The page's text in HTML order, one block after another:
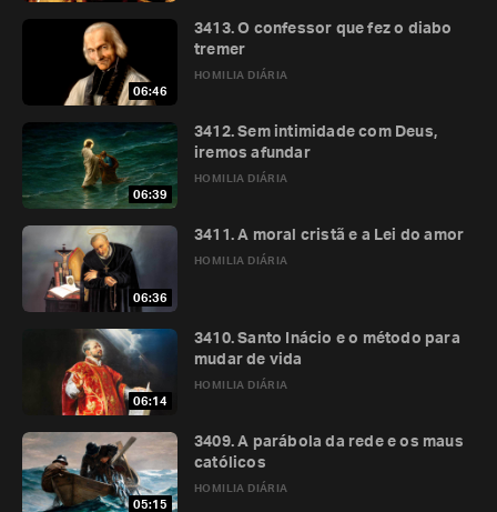
06:46
HOMILIA DIÁRIA
3413. O confessor que fez o diabo
tremer
06:39
HOMILIA DIÁRIA
3412. Sem intimidade com Deus,
iremos afundar
06:36
HOMILIA DIÁRIA
3411. A moral cristã e a Lei do amor
06:14
HOMILIA DIÁRIA
3410. Santo Inácio e o método para
mudar de vida
05:15
HOMILIA DIÁRIA
3409. A parábola da rede e os maus
católicos